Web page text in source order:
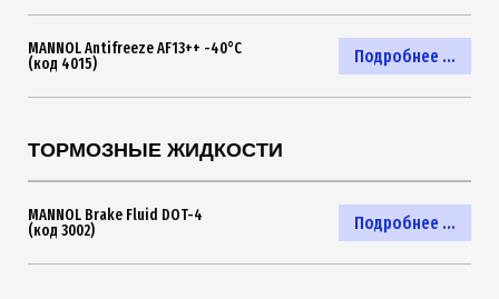
Подробнее ...
MANNOL Antifreeze AF13++ -40°C
(код 4015)
ТОРМОЗНЫЕ ЖИДКОСТИ
Подробнее ...
MANNOL Brake Fluid DOT-4
(код 3002)